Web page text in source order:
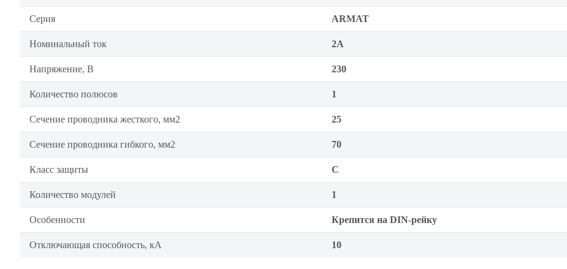
Серия ARMAT
Номинальный ток 2А
Напряжение, В 230
Количество полюсов 1
Сечение проводника жесткого, мм2 25
Сечение проводника гибкого, мм2 70
Класс защиты C
Количество модулей 1
Особенности Крепится на DIN-рейку
Отключающая способность, кА 10